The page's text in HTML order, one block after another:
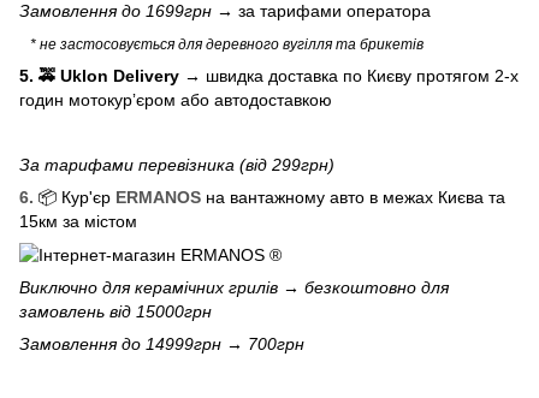
Замовлення до 1699грн → за тарифами оператора
* не застосовується для деревного вугілля та брикетів
5. 🚕 Uklon Delivery → швидка доставка по Києву протягом 2-х
годин мотокурʼєром або автодоставкою
За тарифами перевізника (від 299грн)
6. 📦 Кур'єр ERMANOS на вантажному авто в межах Києва та
15км за містом
Виключно длякерамічних грилів → безкоштовно для
замовлень від 15000грн
Замовлення до 14999грн → 700грн